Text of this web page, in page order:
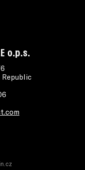
o.p.s.
Republic